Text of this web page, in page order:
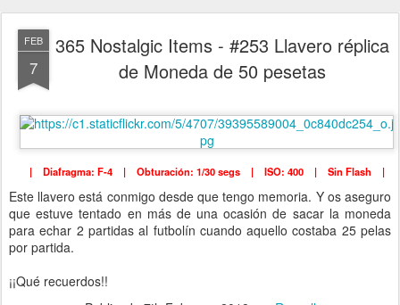
FEB
7
365 Nostalgic Items - #253 Llavero réplica
de Moneda de 50 pesetas
| Diafragma: F-4 | Obturación: 1/30 segs | ISO: 400 | Sin Flash |
Este llavero está conmigo desde que tengo memoria. Y os aseguro
que estuve tentado en más de una ocasión de sacar la moneda
para echar 2 partidas al futbolín cuando aquello costaba 25 pelas
por partida.
¡¡Qué recuerdos!!